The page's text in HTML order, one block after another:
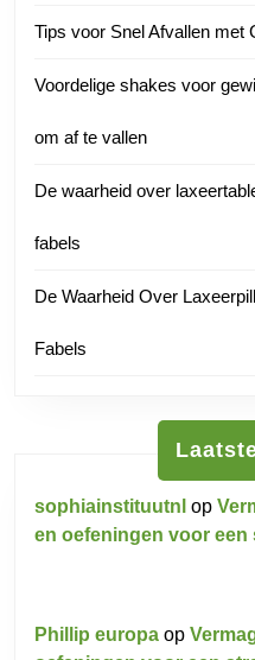
Tips voor Snel Afvallen met
Voordelige shakes voor
om af te vallen
De waarheid over
fabels
De Waarheid Over
Fabels
sophiainstituutnl op
en oefeningen voor een
Phillip europa op